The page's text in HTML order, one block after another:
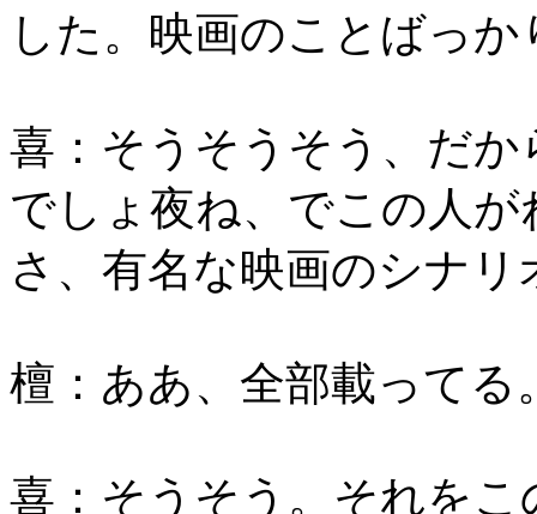
した。映画のことばっか
喜：そうそうそう、だ
でしょ夜ね、でこの人
さ、有名な映画のシナ
檀：ああ、全部載ってる
喜：そうそう。それを